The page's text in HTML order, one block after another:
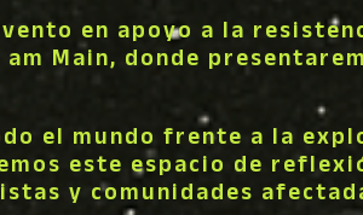
en apoyo a la
Main, donde
el mundo frente a la
este espacio de
y comunidades